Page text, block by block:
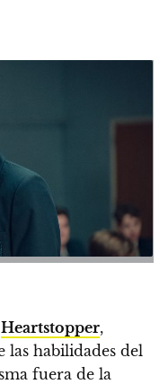
Heartstopper,
las habilidades del
fuera de la